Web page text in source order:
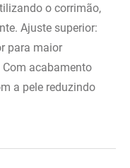
o corrimão,
Ajuste superior:
para maior
acabamento
a pele reduzindo